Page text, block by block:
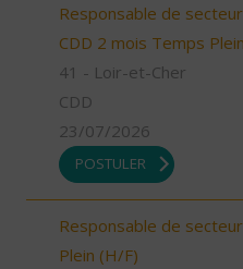
Responsable de
CDD 2 mois Temps
41 - Loir-et-Cher
CDD
23/07/2026
POSTULER
Responsable de
Plein (H/F)